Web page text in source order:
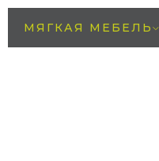
МЯГКАЯ МЕБЕЛЬ